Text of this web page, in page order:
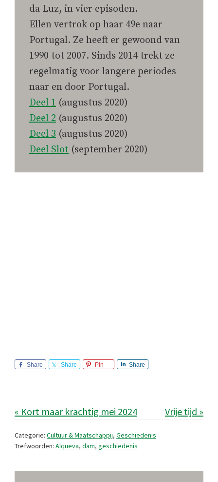
da Luz, in vier episoden.
Ellen vertrok op haar 49e naar
Portugal. Ze heeft er gewoond van
1990 tot 2007. Sinds 2014 trekt ze
regelmatig voor langere periodes
naar en door Portugal.
Deel 1 (augustus 2020)
Deel 2 (augustus 2020)
Deel 3 (augustus 2020)
Deel Slot (september 2020)
Share Share Pin Share
« Kort maar krachtig mei 2024 Vrije tijd »
Categorie: Cultuur & Maatschappij, Geschiedenis
Trefwoorden: Alqueva, dam, geschiedenis